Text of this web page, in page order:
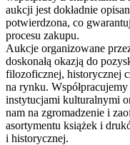
aukcji jest dokładnie
potwierdzona, co
procesu zakupu.
Aukcje organizowane
doskonałą okazją do
filozoficznej, historycznej
na rynku.
instytucjami kulturalnymi
nam na zgromadzenie i
asortymentu książek i
i historycznej.